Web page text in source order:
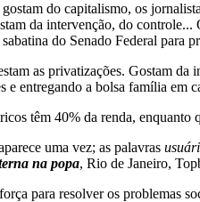
do capitalismo, os
da intervenção, do
do Senado Federal para
as privatizações. Gostam
e entregando a bolsa família em
têm 40% da renda,
uma vez; as palavras
na popa, Rio de Janeiro,
para resolver os problemas